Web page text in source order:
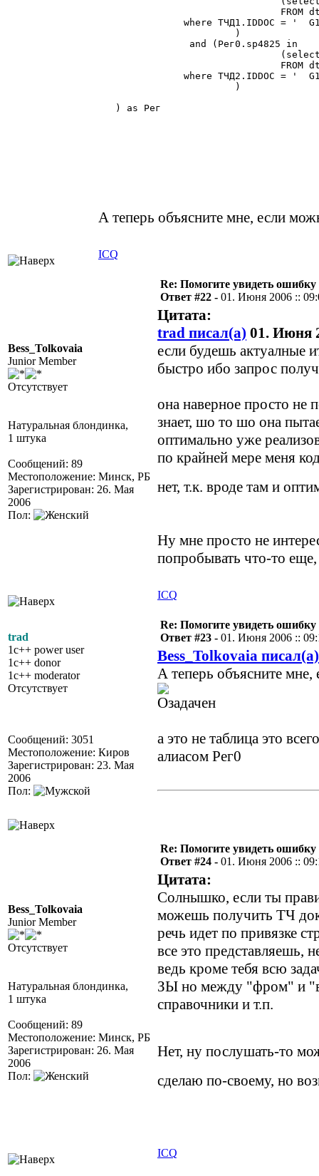
where ТЧД1.IDDOC = '
where ТЧД2.IDDOC = '
) as Рег
А теперь объясните мне, если
ICQ
Bess_Tolkovaia
Junior Member
Отсутствует
Натуральная блондинка,
1 штука
Сообщений: 89
Местоположение: Минск, РБ
Зарегистрирован: 26. Мая
2006
Пол:
Re: Помогите увидеть ошибку
Ответ #22 - 01. Июня 2006 ::
Цитата:
trad писал(а) 01. Июня
если будешь актуалные
быстро ибо запрос
она наверное просто не
знает, шо то шо она
оптимально уже
по крайней мере меня
нет, т.к. вроде там и
Ну мне просто не
попробывать что-то
ICQ
trad
1c++ power user
1c++ donor
1c++ moderator
Отсутствует
Сообщений: 3051
Местоположение: Киров
Зарегистрирован: 23. Мая
2006
Пол:
Re: Помогите увидеть ошибку
Ответ #23 - 01. Июня 2006 ::
Bess_Tolkovaia писал(а)
А теперь объясните
а это не таблица это
алиасом Рег0
Bess_Tolkovaia
Junior Member
Отсутствует
Натуральная блондинка,
1 штука
Сообщений: 89
Местоположение: Минск, РБ
Зарегистрирован: 26. Мая
2006
Пол:
Re: Помогите увидеть ошибку
Ответ #24 - 01. Июня 2006 ::
Цитата:
Солнышко, если ты
можешь получить ТЧ
речь идет по привязке
все это представляешь,
ведь кроме тебя всю
ЗЫ но между "фром" и
справочники и т.п.
Нет, ну послушать-то
сделаю по-своему, но
ICQ